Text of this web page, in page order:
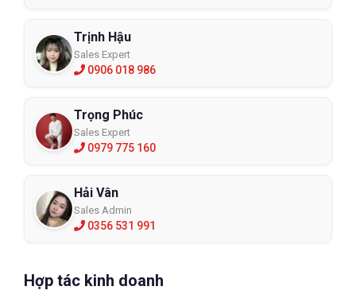
Trịnh Hậu
Sales Expert
0906 018 986
Trọng Phúc
Sales Expert
0979 775 160
Hải Vân
Sales Admin
0356 531 991
Hợp tác kinh doanh